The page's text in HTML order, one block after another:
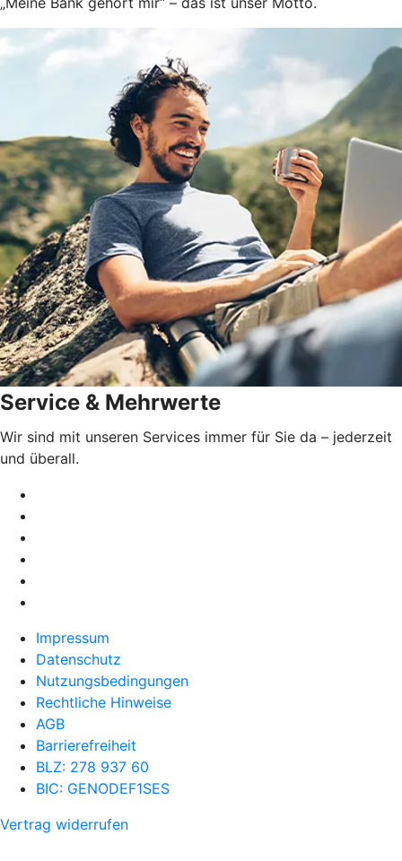
Service & Mehrwerte
Wir sind mit unseren Services immer für Sie da – jederzeit
und überall.
Impressum
Datenschutz
Nutzungsbedingungen
Rechtliche Hinweise
AGB
Barrierefreiheit
BLZ: 278 937 60
BIC: GENODEF1SES
Vertrag widerrufen